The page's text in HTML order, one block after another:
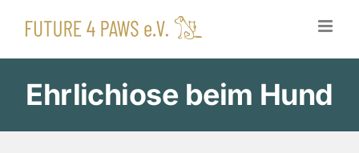
Inhalt
Ehrlichiose beim Hund